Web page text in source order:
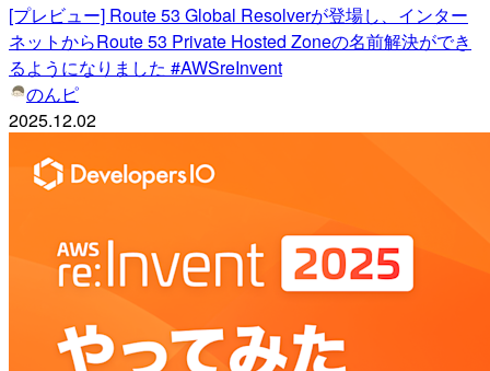
[プレビュー] Route 53 Global Resolverが登場し、インター
ネットからRoute 53 Private Hosted Zoneの名前解決ができ
るようになりました #AWSreInvent
のんピ
2025.12.02